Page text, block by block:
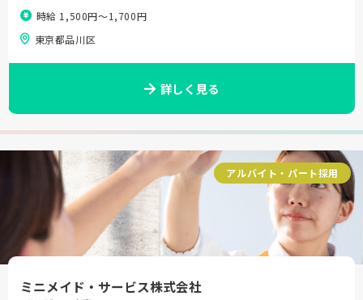
時給 1,500円〜1,700円
東京都品川区
詳しく見る
アルバイト・パート採用
ミニメイド・サービス株式会社